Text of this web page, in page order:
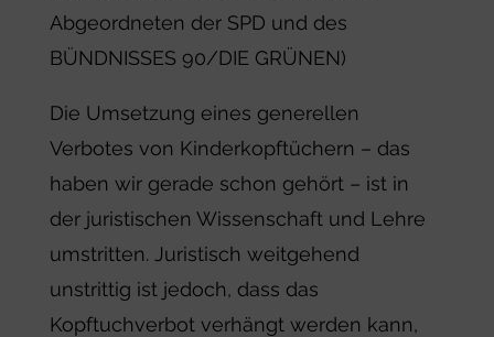
Abgeordneten der SPD und des
BÜNDNISSES 90/DIE GRÜNEN)
Die Umsetzung eines generellen
Verbotes von Kinderkopftüchern – das
haben wir gerade schon gehört – ist in
der juristischen Wissenschaft und Lehre
umstritten. Juristisch weitgehend
unstrittig ist jedoch, dass das
Kopftuchverbot verhängt werden kann,